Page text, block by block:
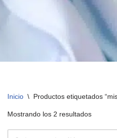
Inicio \ Productos etiquetados
Mostrando los 2 resultados